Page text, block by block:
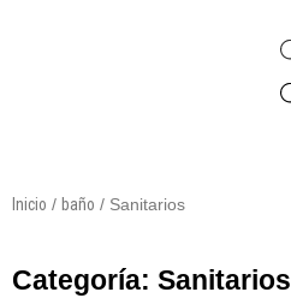
Inicio / baño / Sanitarios
Categoría: Sanitarios